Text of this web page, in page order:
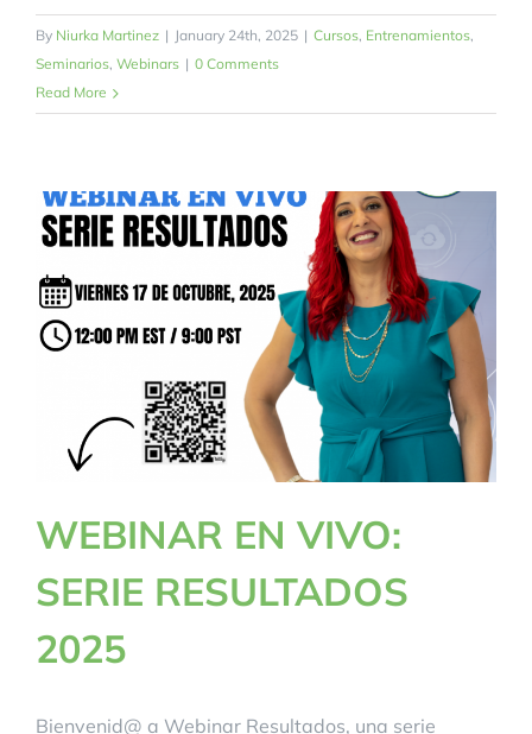
By Niurka Martinez | January 24th, 2025 | Cursos, Entrenamientos,
Seminarios, Webinars | 0 Comments
Read More
WEBINAR EN VIVO:
SERIE RESULTADOS
2025
Bienvenid@ a Webinar Resultados, una serie